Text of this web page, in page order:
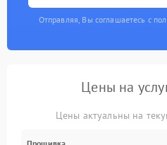
Отправляя, Вы соглашаетесь с
Цены на
Цены актуальны на